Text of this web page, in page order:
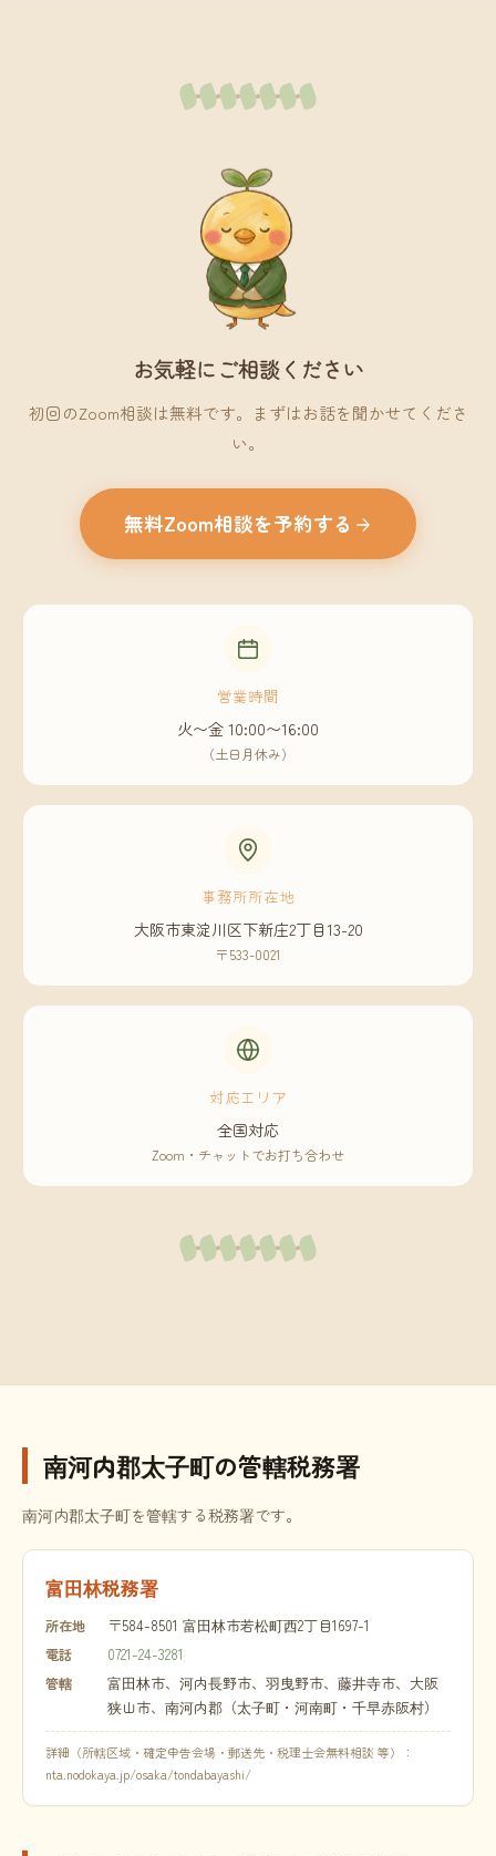
お気軽にご相談ください
初回のZoom相談は無料です。まずはお話を聞かせてくださ
い。
無料Zoom相談を予約する
営業時間
火〜金 10:00〜16:00
（土日月休み）
事務所所在地
大阪市東淀川区下新庄2丁目13-20
〒533-0021
対応エリア
全国対応
Zoom・チャットでお打ち合わせ
南河内郡太子町の管轄税務署
南河内郡太子町を管轄する税務署です。
富田林税務署
所在地 〒584-8501 富田林市若松町西2丁目1697-1
電話 0721-24-3281
管轄
富田林市、河内長野市、羽曳野市、藤井寺市、大阪
狭山市、南河内郡（太子町・河南町・千早赤阪村）
詳細（所轄区域・確定申告会場・郵送先・税理士会無料相談 等）：
nta.nodokaya.jp/osaka/tondabayashi/